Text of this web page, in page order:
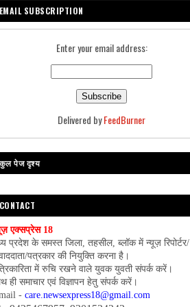
EMAIL SUBSCRIPTION
Enter your email address:
Delivered byFeedBurner
पेज दृश्य
CONTACT
एक्सप्रेस 18
प्रदेश के समस्त जिला, तहसील, ब्लॉक में न्यूज़ रिपोर्टर/
पत्रकार की नियुक्ति करना है।
में रुचि रखने वाले युवक युवती संपर्क करें।
ही समाचार एवं विज्ञापन हेतु संपर्क करें।
- care.newsexpress18@gmail.com